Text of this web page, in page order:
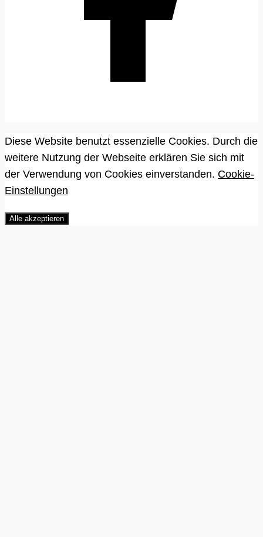
Diese Website benutzt essenzielle Cookies. Durch die
weitere Nutzung der Webseite erklären Sie sich mit
der Verwendung von Cookies einverstanden. Cookie-
Einstellungen
Alle akzeptieren